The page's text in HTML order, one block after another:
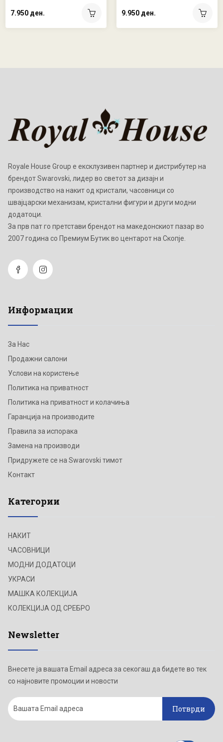
7.950 ден. 9.950 ден.
Royale House Group е ексклузивен партнер и дистрибутер на
брендот Swarovski, лидер во светот за дизајн и
производство на накит од кристали, часовници со
швајцарски механизам, кристални фигури и други модни
додатоци.
Зa прв пат го претстави брендот на македонскиот пазар во
2007 година со Премиум Бутик во центарот на Скопје.
Информации
За Нас
Продажни салони
Услови на користење
Политика на приватност
Политика на приватност и колачиња
Гаранција на производите
Правила за испорака
Замена на производи
Придружете се на Swarovski тимот
Контакт
Категории
НАКИТ
ЧАСОВНИЦИ
МОДНИ ДОДАТОЦИ
УКРАСИ
МАШКА КОЛЕКЦИЈА
КОЛЕКЦИЈА ОД СРЕБРО
Newsletter
Внесете ја вашата Email адреса за секогаш да бидете во тек
со најновите промоции и новости
Потврди